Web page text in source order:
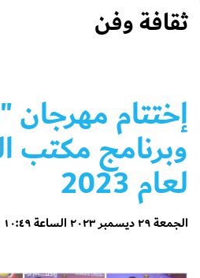
ثقافة وفن
وبرنامج مكتب
لعام 2023
الجمعة ٢٩ ديسمبر ٢٠٢٣ الساعة ١٠:٤٩ مساءً